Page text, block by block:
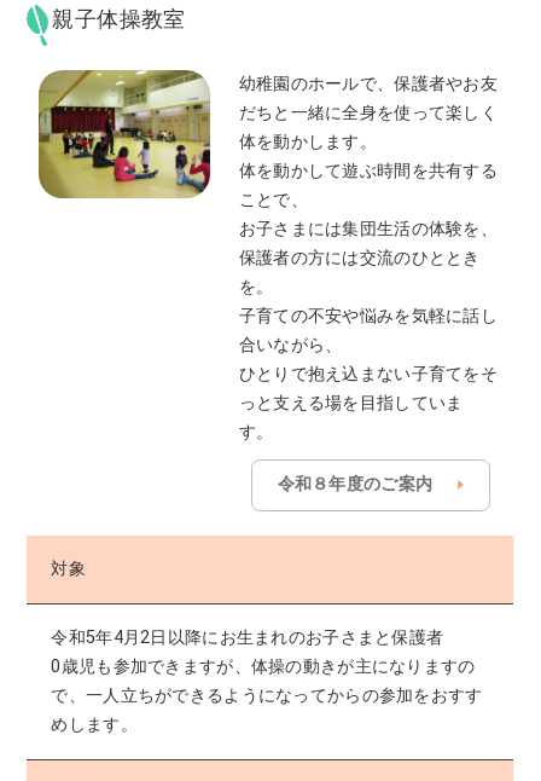
親子体操教室
幼稚園のホールで、保護者やお友
だちと一緒に全身を使って楽しく
体を動かします。
体を動かして遊ぶ時間を共有する
ことで、
お子さまには集団生活の体験を、
保護者の方には交流のひととき
を。
子育ての不安や悩みを気軽に話し
合いながら、
ひとりで抱え込まない子育てをそ
っと支える場を目指していま
す。
令和８年度のご案内
対象
令和5年4月2日以降にお生まれのお子さまと保護者
0歳児も参加できますが、体操の動きが主になりますの
で、一人立ちができるようになってからの参加をおすす
めします。